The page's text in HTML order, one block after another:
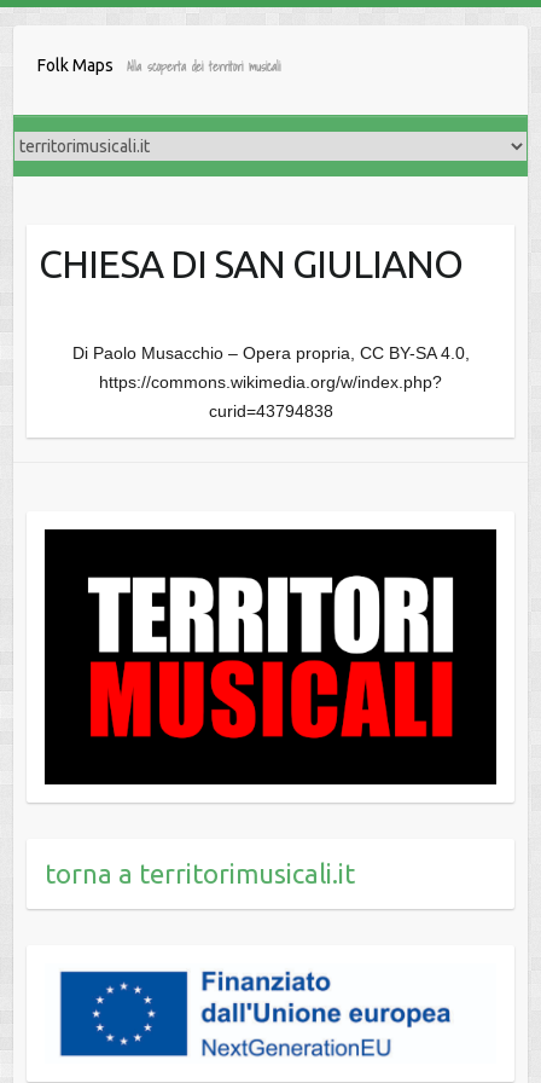
Folk Maps Alla scoperta dei territori musicali
CHIESA DI SAN GIULIANO
Di Paolo Musacchio – Opera propria, CC BY-SA 4.0,
https://commons.wikimedia.org/w/index.php?
curid=43794838
torna a territorimusicali.it